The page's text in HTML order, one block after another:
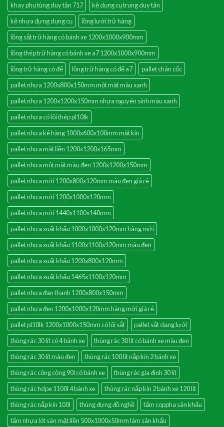
khay phụ tùng duy tân 717
kệ dụng cụ trung duy tân
kệ nhựa đựng dụng cụ
lồng lưới trữ hàng
lồng sắt trữ hàng có bánh xe 1200x1000x900mm
lồng thép trữ hàng có bánh xe a7 1200x1000x900mm
lồng trữ hàng có đế
lồng trữ hàng có đế a7
pallet chân cốc
pallet nhựa 1200x800x150mm một mặt màu xanh
pallet nhựa 1200x1200x150mm nhựa nguyên sinh màu xanh
pallet nhựa có lõi thép pl10lk
pallet nhựa kê hàng 1000x600x100mm mặt kín
pallet nhựa mặt liền 1200x1200x165mm
pallet nhựa một mặt màu đen 1200x1200x150mm
pallet nhựa mới 1200x800x120mm màu đen giá rẻ
pallet nhựa mới 1200x1000x120mm
pallet nhựa mới 1440x1100x140mm
pallet nhựa xuất khẩu 1000x1000x120mm hàng mới
pallet nhựa xuất khẩu 1100x1100x120mm màu đen
pallet nhựa xuất khẩu 1200x800x120mm
pallet nhựa xuất khẩu 1465x1100x120mm
pallet nhựa đan thanh 1200x800x150mm
pallet nhựa đen 1200x1000x120mm hàng mới giá rẻ
pallet pl10lk 1200x1000x150mm có lõi sắt
pallet sắt dạng lưới
thùng rác 30 lít có 4 bánh xe
thùng rác 30 lít có bánh xe màu đen
thùng rác 30 lít màu đen
thùng rác 100 lít nắp kín 2 bánh xe
thùng rác công cộng 90l có bánh xe
thùng rác gia đình 30 lít
thùng rác hdpe 1100l 4 bánh xe
thùng rác nắp kín 2 bánh xe 120 lít
thùng rác nắp kín 100l
thùng đựng đồ nghề
tấm coppha sân khấu
tấm nhựa lót sàn mặt liền 500x1000x50mm làm sân khấu